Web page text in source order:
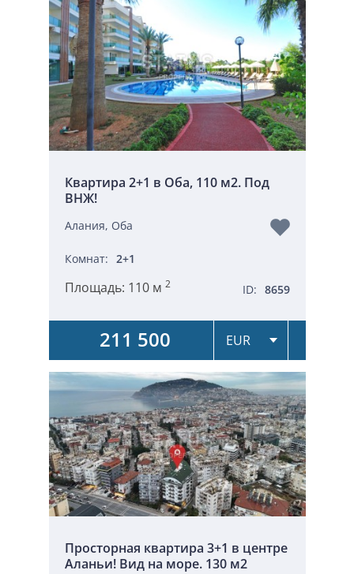
Квартира 2+1 в Оба, 110 м2. Под
ВНЖ!
Алания, Оба
Комнат: 2+1
Площадь: 110 м 2 ID: 8659
211 500
Просторная квартира 3+1 в центре
Аланьи! Вид на море. 130 м2